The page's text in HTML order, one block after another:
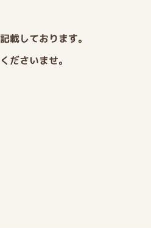
載しております。
ださいませ。